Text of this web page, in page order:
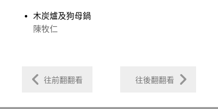
往前翻翻看 往後翻翻看
木炭爐及狗母鍋
陳牧仁